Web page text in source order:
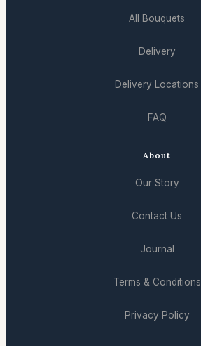
All Bouquets
Delivery
Delivery Locations
FAQ
About
Our Story
Contact Us
Journal
Terms & Conditions
Privacy Policy